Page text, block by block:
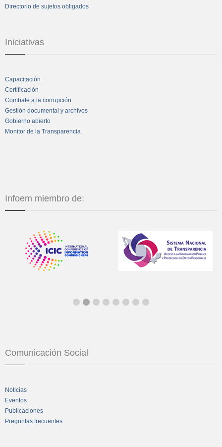
Directorio de sujetos obligados
Iniciativas
Capacitación
Certificación
Combate a la corrupción
Gestión documental y archivos
Gobierno abierto
Monitor de la Transparencia
Infoem miembro de:
Comunicación Social
Noticias
Eventos
Publicaciones
Preguntas frecuentes